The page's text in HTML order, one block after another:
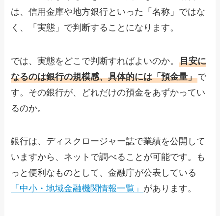
は、信用金庫や地方銀行といった「名称」ではな
く、「実態」で判断することになります。
では、実態をどこで判断すればよいのか。目安に
なるのは銀行の規模感、具体的には「預金量」で
す。その銀行が、どれだけの預金をあずかってい
るのか。
銀行は、ディスクロージャー誌で業績を公開して
いますから、ネットで調べることが可能です。も
っと便利なものとして、金融庁が公表している
「中小・地域金融機関情報一覧」 があります。